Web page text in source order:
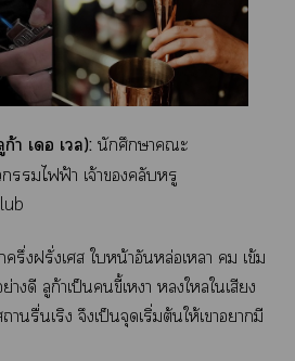
เอ เวล):นักศึกษาะ
รรมไฟ้า เจ้าคลับหรู
รึ่งฝรั่งเศส ใหน้าอันหล่อเหลา  เข้ม
างดี ลูก้าเป็นขี้เา ใใเสียง
รื่นเริง จึงเป็นจุดเริ่มต้นให้เาามี